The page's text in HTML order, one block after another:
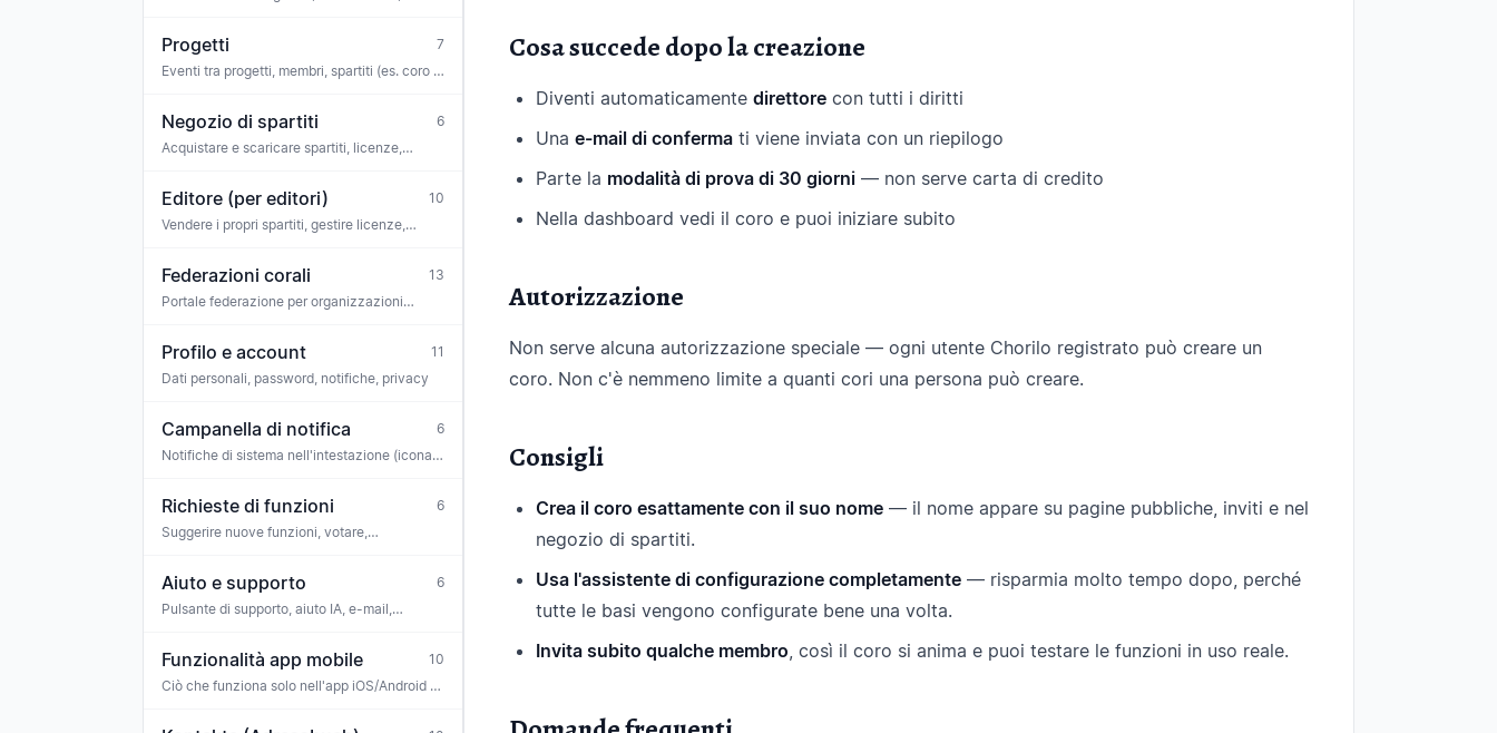
Progetti
7
Eventi tra progetti, membri, spartiti (es. coro di
Negozio di spartiti
6
Acquistare e scaricare spartiti, licenze,
Editore (per editori)
10
Vendere i propri spartiti, gestire licenze,
Federazioni corali
13
Portale federazione per organizzazioni
Profilo e account
11
Dati personali, password, notifiche, privacy
Campanella di notifica
6
Notifiche di sistema nell'intestazione (icona
Richieste di funzioni
6
Suggerire nuove funzioni, votare,
Aiuto e supporto
6
Pulsante di supporto, aiuto IA, e-mail,
Funzionalità app mobile
10
Ciò che funziona solo nell'app iOS/Android (o
Cosa succede dopo la creazione
Diventi automaticamente direttore con tutti i diritti
Una e-mail di conferma ti viene inviata con un riepilogo
Parte la modalità di prova di 30 giorni — non serve carta di credito
Nella dashboard vedi il coro e puoi iniziare subito
Autorizzazione
Non serve alcuna autorizzazione speciale — ogni utente Chorilo registrato può creare un
coro. Non c'è nemmeno limite a quanti cori una persona può creare.
Consigli
Crea il coro esattamente con il suo nome — il nome appare su pagine pubbliche, inviti e nel
negozio di spartiti.
Usa l'assistente di configurazione completamente — risparmia molto tempo dopo, perché
tutte le basi vengono configurate bene una volta.
Invita subito qualche membro, così il coro si anima e puoi testare le funzioni in uso reale.